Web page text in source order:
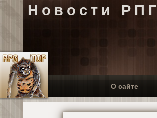
Новости РПГ
О сайте